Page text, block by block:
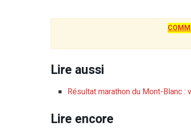
Lire aussi
Résultat marathon du Mont-Blanc :
Lire encore